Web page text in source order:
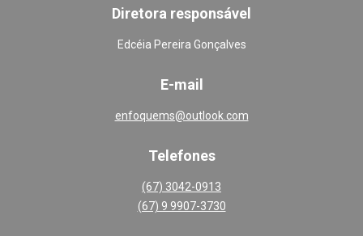
Diretora responsável
Edcéia Pereira Gonçalves
E-mail
enfoquems@outlook.com
Telefones
(67) 3042-0913
(67) 9 9907-3730